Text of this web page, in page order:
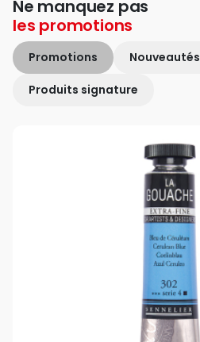
Ne manquez pas
les promotions
Promotions Nouveautés
Produits signature